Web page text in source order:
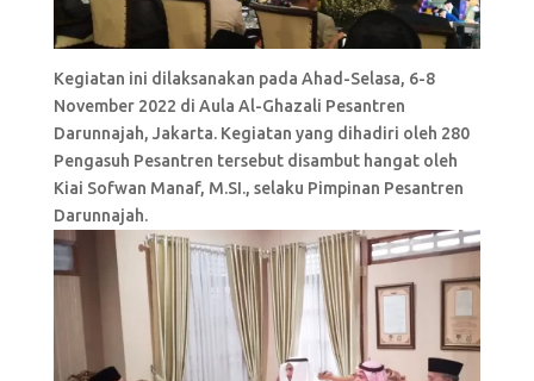
Kegiatan ini dilaksanakan pada Ahad-Selasa, 6-8
November 2022 di Aula Al-Ghazali Pesantren
Darunnajah, Jakarta. Kegiatan yang dihadiri oleh 280
Pengasuh Pesantren tersebut disambut hangat oleh
Kiai Sofwan Manaf, M.SI., selaku Pimpinan Pesantren
Darunnajah.